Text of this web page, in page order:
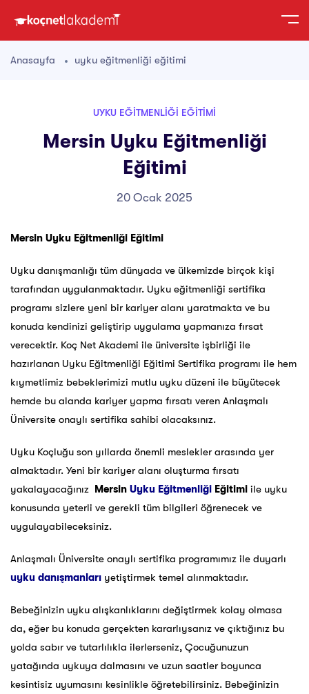
Anasayfa uyku eğitmenliği eğitimi
UYKU EĞITMENLIĞI EĞITIMI
Mersin Uyku Eğitmenliği
Eğitimi
20 Ocak 2025
Mersin Uyku Eğitmenliği Eğitimi
Uyku danışmanlığı tüm dünyada ve ülkemizde birçok kişi
tarafından uygulanmaktadır. Uyku eğitmenliği sertifika
programı sizlere yeni bir kariyer alanı yaratmakta ve bu
konuda kendinizi geliştirip uygulama yapmanıza fırsat
verecektir. Koç Net Akademi ile üniversite işbirliği ile
hazırlanan Uyku Eğitmenliği Eğitimi Sertifika programı ile hem
kıymetlimiz bebeklerimizi mutlu uyku düzeni ile büyütecek
hemde bu alanda kariyer yapma fırsatı veren Anlaşmalı
Üniversite onaylı sertifika sahibi olacaksınız.
Uyku Koçluğu son yıllarda önemli meslekler arasında yer
almaktadır. Yeni bir kariyer alanı oluşturma fırsatı
yakalayacağınız Mersin Uyku Eğitmenliği Eğitimi ile uyku
konusunda yeterli ve gerekli tüm bilgileri öğrenecek ve
uygulayabileceksiniz.
Anlaşmalı Üniversite onaylı sertifika programımız ile duyarlı
uyku danışmanları yetiştirmek temel alınmaktadır.
Bebeğinizin uyku alışkanlıklarını değiştirmek kolay olmasa
da, eğer bu konuda gerçekten kararlıysanız ve çıktığınız bu
yolda sabır ve tutarlılıkla ilerlerseniz, Çocuğunuzun
yatağında uykuya dalmasını ve uzun saatler boyunca
kesintisiz uyumasını kesinlikle öğretebilirsiniz. Bebeğinizin